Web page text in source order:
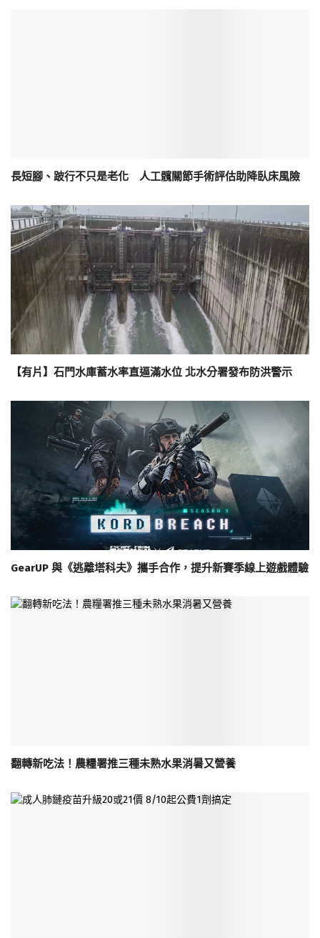
長短腳、跛行不只是老化 人工髖關節手術評估助降臥床風險
【有片】石門水庫蓄水率直逼滿水位 北水分署發布防洪警示
GearUP 與《逃離塔科夫》攜手合作，提升新賽季線上遊戲體驗
翻轉新吃法！農糧署推三種未熟水果消暑又營養